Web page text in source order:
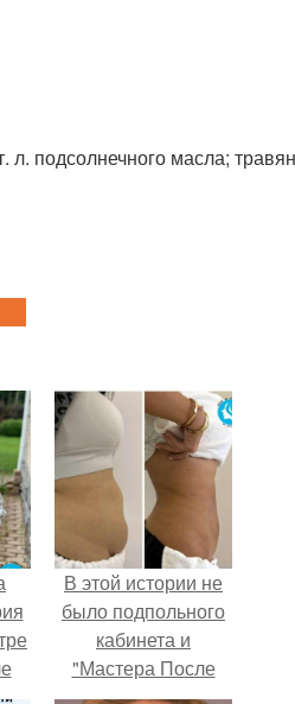
подсолнечного масла;
В этой истории не
было подпольного
кабинета и
"Мастера После
Двухнедельных